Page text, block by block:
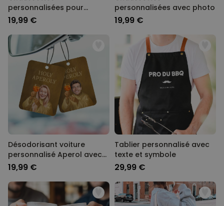
personnalisées pour
couple
19,99 €
personnalisées avec photo
19,99 €
Désodorisant voiture
personnalisé Aperol avec
votre visage - lot de 2
19,99 €
Tablier personnalisé avec
texte et symbole
29,99 €